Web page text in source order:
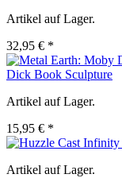
Artikel auf Lager.
32,95 € *
Dick Book Sculpture
Artikel auf Lager.
15,95 € *
Artikel auf Lager.